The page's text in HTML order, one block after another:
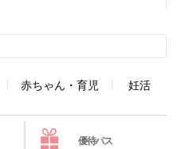
赤ちゃん・育児 妊活
優待パス